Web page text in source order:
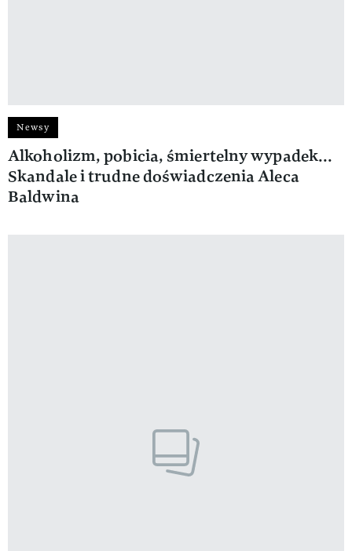
Newsy
Alkoholizm, pobicia, śmiertelny wypadek...
Skandale i trudne doświadczenia Aleca
Baldwina